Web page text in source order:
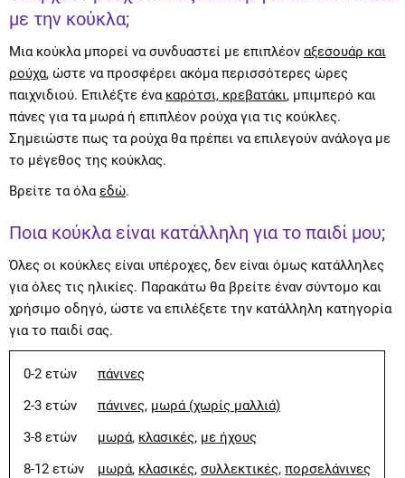
με την κούκλα;
Μια κούκλα μπορεί να συνδυαστεί με επιπλέον αξεσουάρ και
ρούχα, ώστε να προσφέρει ακόμα περισσότερες ώρες
παιχνιδιού. Επιλέξτε ένα καρότσι, κρεβατάκι, μπιμπερό και
πάνες για τα μωρά ή επιπλέον ρούχα για τις κούκλες.
Σημειώστε πως τα ρούχα θα πρέπει να επιλεγούν ανάλογα με
το μέγεθος της κούκλας.
Βρείτε τα όλα εδώ.
Ποια κούκλα είναι κατάλληλη για το παιδί μου;
Όλες οι κούκλες είναι υπέροχες, δεν είναι όμως κατάλληλες
για όλες τις ηλικίες. Παρακάτω θα βρείτε έναν σύντομο και
χρήσιμο οδηγό, ώστε να επιλέξετε την κατάλληλη κατηγορία
για το παιδί σας.
0-2 ετών
πάνινες
2-3 ετών
πάνινες, μωρά (χωρίς μαλλιά)
3-8 ετών
μωρά, κλασικές, με ήχους
8-12 ετών
μωρά, κλασικές, συλλεκτικές, πορσελάνινες